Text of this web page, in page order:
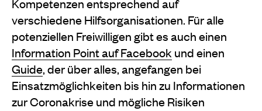
verschiedene Hilfsorganisationen. Für alle
potenziellen Freiwilligen gibt es auch einen
Information Point auf Facebook und einen
Guide, der über alles, angefangen bei
Einsatzmöglichkeiten bis hin zu Informationen
zur Coronakrise und mögliche Risiken